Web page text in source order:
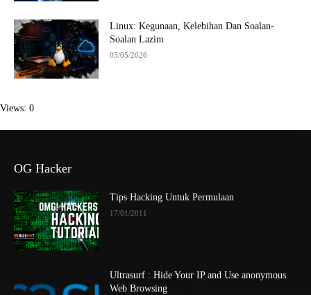
Linux: Kegunaan, Kelebihan Dan Soalan-
Soalan Lazim
05/05/2026
Views: 0
OG Hacker
Tips Hacking Untuk Permulaan
17/01/2011
Ultrasurf : Hide Your IP and Use anonymous
Web Browsing